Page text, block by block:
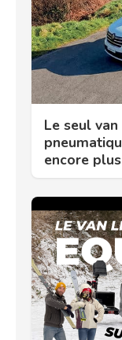
Le seul
encore